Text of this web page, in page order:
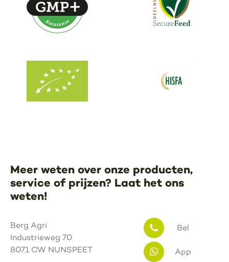
Meer weten over onze producten,
service of prijzen? Laat het ons
weten!
Berg Agri
Industrieweg 70
8071 CW NUNSPEET
Bel
App